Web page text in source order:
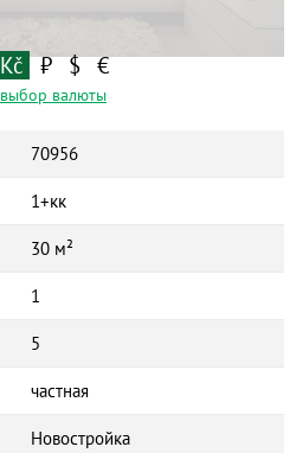
Kč ₽ $ €
выбор валюты
70956
1+кк
30 м²
1
5
частная
Новостройка